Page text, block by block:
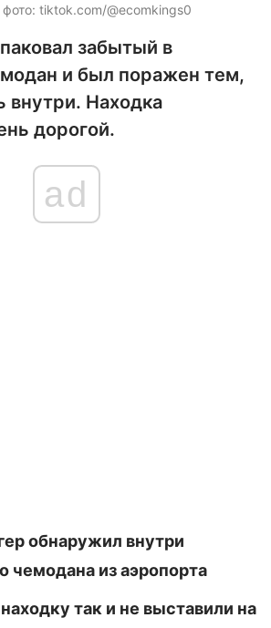
tiktok.com/@ecomkings0
забытый в
и был поражен тем,
внутри. Находка
дорогой.
ad
обнаружил внутри
чемодана из аэропорта
так и не выставили на